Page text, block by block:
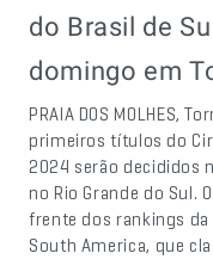
do Brasil de
domingo em
PRAIA DOS MOLHES,
primeiros títulos do
2024 serão decididos
no Rio Grande do Sul.
frente dos rankings
South America, que